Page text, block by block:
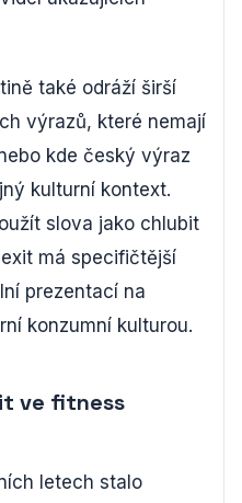
také odráží širší
výrazů, které nemají
kde český výraz
kulturní kontext.
slova jako chlubit
má specifičtější
prezentací na
konzumní kulturou.
ve fitness
letech stalo